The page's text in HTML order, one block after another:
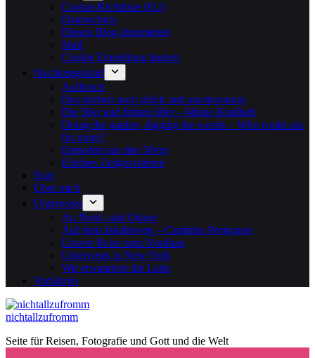
Cookie-Richtlinie (EU)
Datenschutz
Diesen Blog abonnieren
Mail
Cookie Einstellung ändern
Nachkriegskind
Aufbruch
Das streben nach glück und anerkennung
Die 50er und frühen 60er – Meine Kindheit
Doing the garden, digging the weeds – Who could ask
for more?
Episoden aus den 50ern
Erlebtes Zeitgeschehen
Start
Über mich
Unterwegs
An Nord- und Ostsee
Auf dem Jakobsweg – Caminho Portugues
Unsere Reise zum Nordkap
Unterwegs in New York
Wir erwandern die Lahn
Vorfahren
nichtallzufromm
Seite für Reisen, Fotografie und Gott und die Welt